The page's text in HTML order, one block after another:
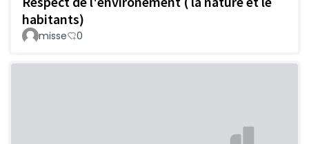
habitants)
misse 0